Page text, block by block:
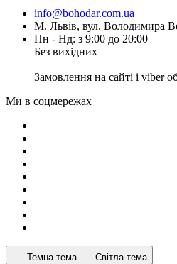
info@bohodar.com.ua
М. Львів, вул. Володимира
Пн - Нд: з 9:00 до 20:00
Без вихідних
Замовлення на сайті і viber
Ми в соцмережах
Темна тема Світла тема